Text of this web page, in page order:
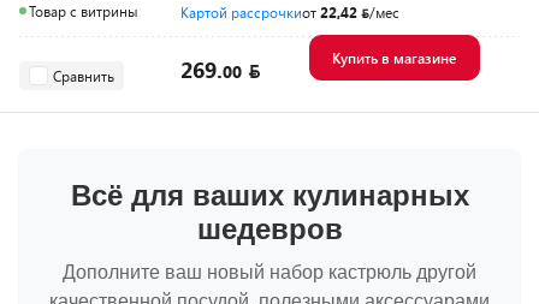
Товар с витрины
Картой рассрочкиот22,42 /мес
Сравнить 269.00
Купить в магазине
Всё для ваших кулинарных
шедевров
Дополните ваш новый набор кастрюль другой